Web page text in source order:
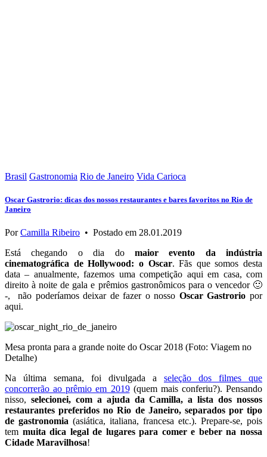
Brasil Gastronomia Rio de Janeiro Vida Carioca
Oscar Gastrorio: dicas dos nossos restaurantes e bares favoritos no Rio de
Janeiro
PorCamilla Ribeiro • Postado em 28.01.2019
Está chegando o dia do maior evento da indústria
cinematográfica de Hollywood: o Oscar. Fãs que somos desta
data – anualmente, fazemos uma competição aqui em casa, com
direito à noite de gala e prêmios gastronômicos para o vencedor 🙂
-, não poderíamos deixar de fazer o nosso Oscar Gastrorio por
aqui.
Mesa pronta para a grande noite do Oscar 2018 (Foto: Viagem no
Detalhe)
Na última semana, foi divulgada a seleção dos filmes que
concorrerão ao prêmio em 2019(quem mais conferiu?). Pensando
nisso, selecionei, com a ajuda da Camilla, a lista dos nossos
restaurantes preferidos no Rio de Janeiro, separados por tipo
de gastronomia (asiática, italiana, francesa etc.). Prepare-se, pois
tem muita dica legal de lugares para comer e beber na nossa
Cidade Maravilhosa!